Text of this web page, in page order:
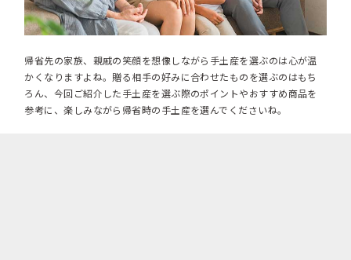
帰省先の家族、親戚の笑顔を想像しながら手土産を選ぶのは心が温
かくなりますよね。贈る相手の好みに合わせたものを選ぶのはもち
ろん、今回ご紹介した手土産を選ぶ際のポイントやおすすめ商品を
参考に、楽しみながら帰省時の手土産を選んでくださいね。